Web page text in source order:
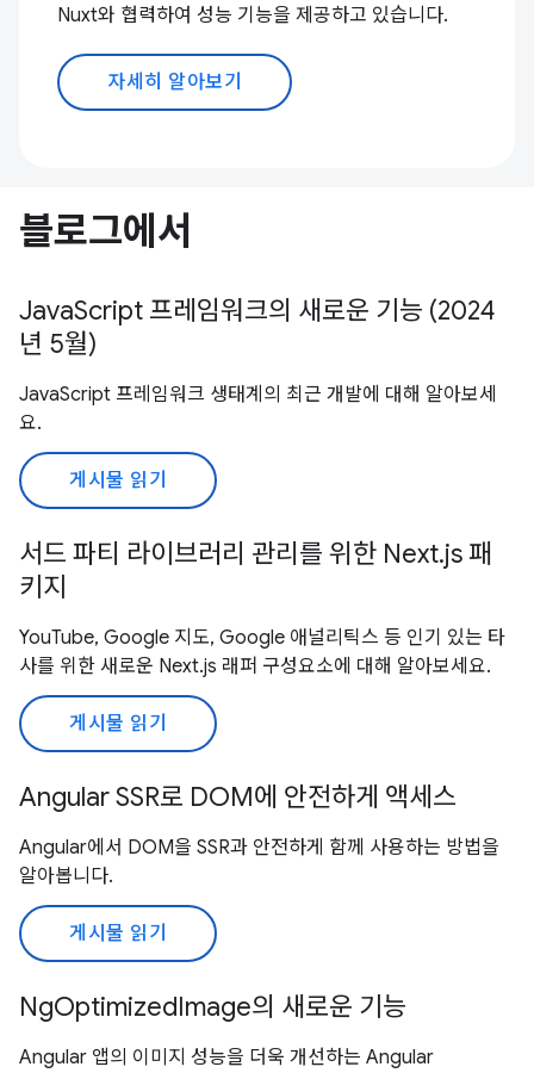
Nuxt와 협력하여 성능 기능을 제공하고 있습니다.
자세히 알아보기
블로그에서
JavaScript 프레임워크의 새로운 기능 (2024
년 5월)
JavaScript 프레임워크 생태계의 최근 개발에 대해 알아보세
요.
게시물 읽기
서드 파티 라이브러리 관리를 위한 Next.js 패
키지
YouTube, Google 지도, Google 애널리틱스 등 인기 있는 타
사를 위한 새로운 Next.js 래퍼 구성요소에 대해 알아보세요.
게시물 읽기
Angular SSR로 DOM에 안전하게 액세스
Angular에서 DOM을 SSR과 안전하게 함께 사용하는 방법을
알아봅니다.
게시물 읽기
NgOptimizedImage의 새로운 기능
Angular 앱의 이미지 성능을 더욱 개선하는 Angular